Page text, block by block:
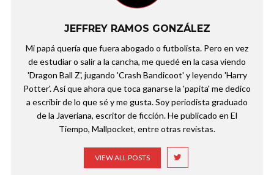
JEFFREY RAMOS GONZÁLEZ
Mi papá quería que fuera abogado o futbolista. Pero en vez
de estudiar o salir a la cancha, me quedé en la casa viendo
'Dragon Ball Z', jugando 'Crash Bandicoot' y leyendo 'Harry
Potter'. Así que ahora que toca ganarse la 'papita' me dedico
a escribir de lo que sé y me gusta. Soy periodista graduado
de la Javeriana, escritor de ficción. He publicado en El
Tiempo, Mallpocket, entre otras revistas.
VIEW ALL POSTS